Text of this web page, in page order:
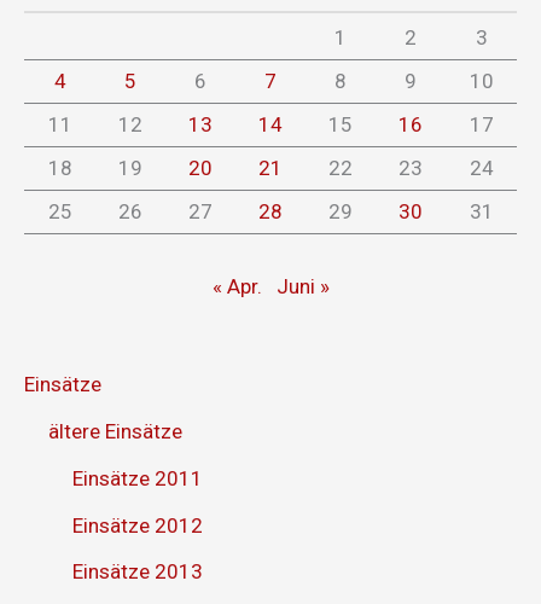
1 2
3
4
5 6 7 8 9
10
11
12 13 14 15 16
17
18
19 20 21 22 23
24
25
26 27 28 29 30 31
« Apr. Juni »
Einsätze
ältere Einsätze
Einsätze 2011
Einsätze 2012
Einsätze 2013